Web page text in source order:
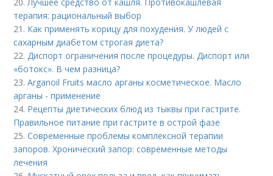
терапия: рациональный выбор
21. Как применять корицу для похудения. У людей с
сахарным диабетом строгая диета?
22.Диспорт ограничения после процедуры. Диспорт или
«ботокс». В чем разница?
23.Arganoil Fruits масло арганы косметическое. Масло
арганы - применение
24. Рецепты диетических блюд из тыквы при гастрите.
Правильное питание при гастрите в острой фазе
25.Современные проблемы комплексной терапии
запоров. Хронический запор: современные методы
лечения